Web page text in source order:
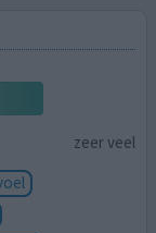
zeer veel